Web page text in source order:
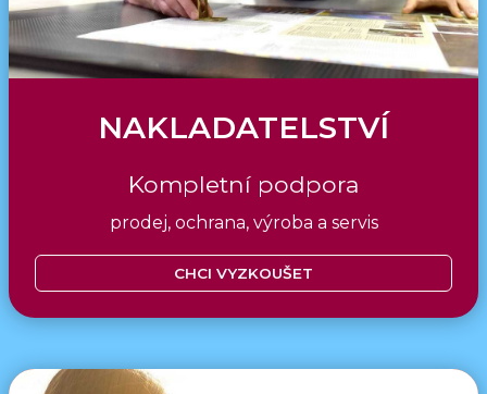
NAKLADATELSTVÍ
Kompletní podpora
prodej, ochrana, výroba a servis
CHCI VYZKOUŠET